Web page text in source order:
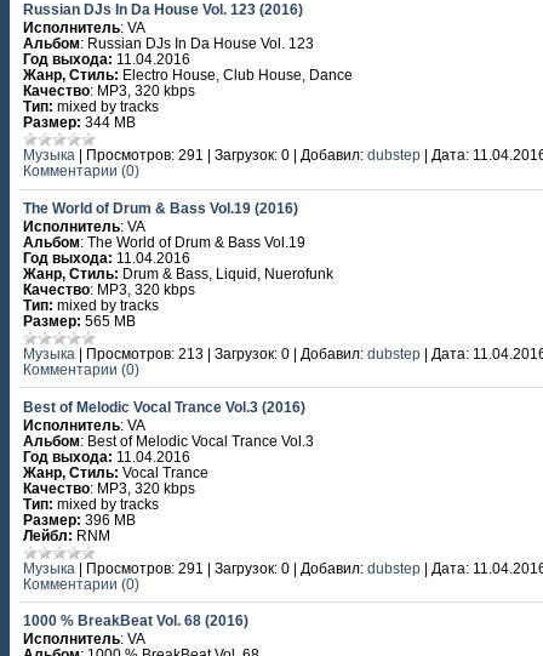
Russian DJs In Da House Vol. 123 (2016)
Исполнитель: VA
Альбом: Russian DJs In Da House Vol. 123
Год выхода: 11.04.2016
Жанр, Стиль: Electro House, Club House, Dance
Качество: MP3, 320 kbps
Тип: mixed by tracks
Размер: 344 MB
Музыка Просмотров: 291 Загрузок: 0 Добавил: dubstep Дата:
Комментарии (0)
The World of Drum & Bass Vol.19 (2016)
Исполнитель: VA
Альбом: The World of Drum & Bass Vol.19
Год выхода: 11.04.2016
Жанр, Стиль: Drum & Bass, Liquid, Nuerofunk
Качество: MP3, 320 kbps
Тип: mixed by tracks
Размер: 565 MB
Музыка | Просмотров: 213 | Загрузок: 0 | Добавил: dubstep | Дата:
Комментарии (0)
Best of Melodic Vocal Trance Vol.3 (2016)
Исполнитель: VA
Альбом: Best of Melodic Vocal Trance Vol.3
Год выхода: 11.04.2016
Жанр, Стиль: Vocal Trance
Качество: MP3, 320 kbps
Тип: mixed by tracks
Размер: 396 MB
Лейбл: RNM
Музыка | Просмотров: 291 | Загрузок: 0 | Добавил: dubstep | Дата:
Комментарии (0)
1000 % BreakBeat Vol. 68 (2016)
Исполнитель: VA